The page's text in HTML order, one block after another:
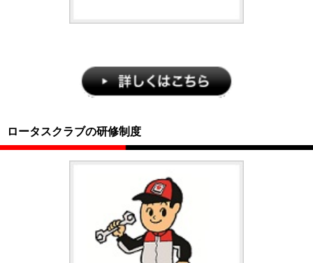
ロータスクラブの研修制度